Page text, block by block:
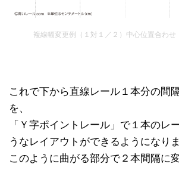
複線幅変更例（１対１／２）中心位置合わせ
これで下から直線レール１本分の間
を、
「Ｙ字ポイントレール」で１本のレ
うなレイアウトができるようになりま
このように曲がる部分で２本間隔に